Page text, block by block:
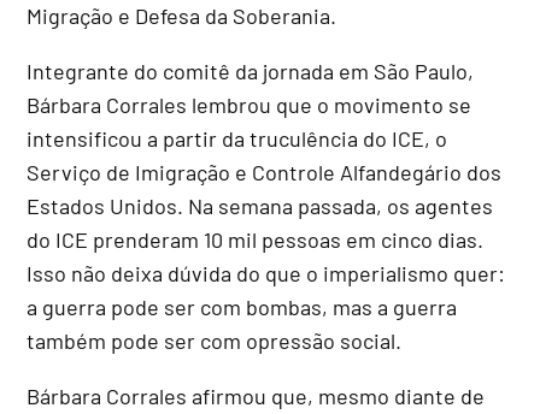
Migração e Defesa da Soberania.
Integrante do comitê da jornada em São Paulo,
Bárbara Corrales lembrou que o movimento se
intensificou a partir da truculência do ICE, o
Serviço de Imigração e Controle Alfandegário dos
Estados Unidos. Na semana passada, os agentes
do ICE prenderam 10 mil pessoas em cinco dias.
Isso não deixa dúvida do que o imperialismo quer:
a guerra pode ser com bombas, mas a guerra
também pode ser com opressão social.
Bárbara Corrales afirmou que, mesmo diante de